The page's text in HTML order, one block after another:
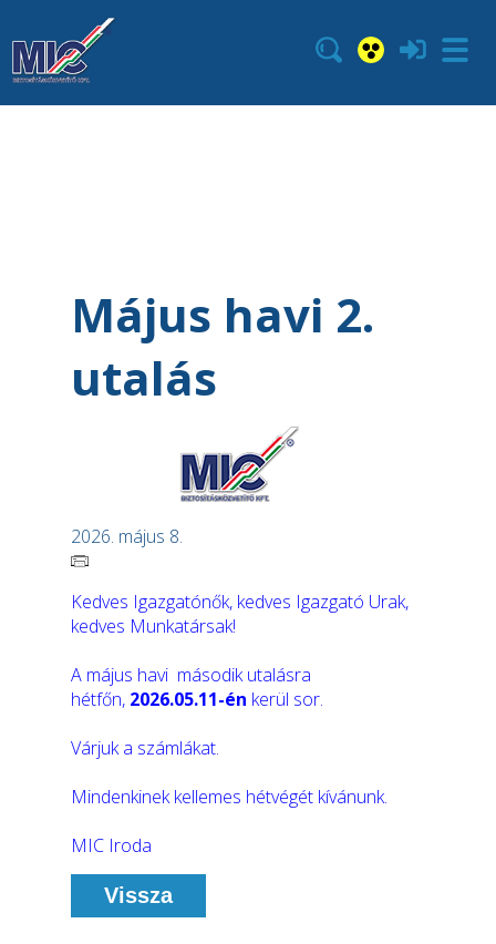
Május havi 2.
utalás
2026. május 8.
Kedves Igazgatónők, kedves Igazgató Urak,
kedves Munkatársak!
A május havi második utalásra
hétfőn, 2026.05.11-én kerül sor.
Várjuk a számlákat.
Mindenkinek kellemes hétvégét kívánunk.
MIC Iroda
Vissza